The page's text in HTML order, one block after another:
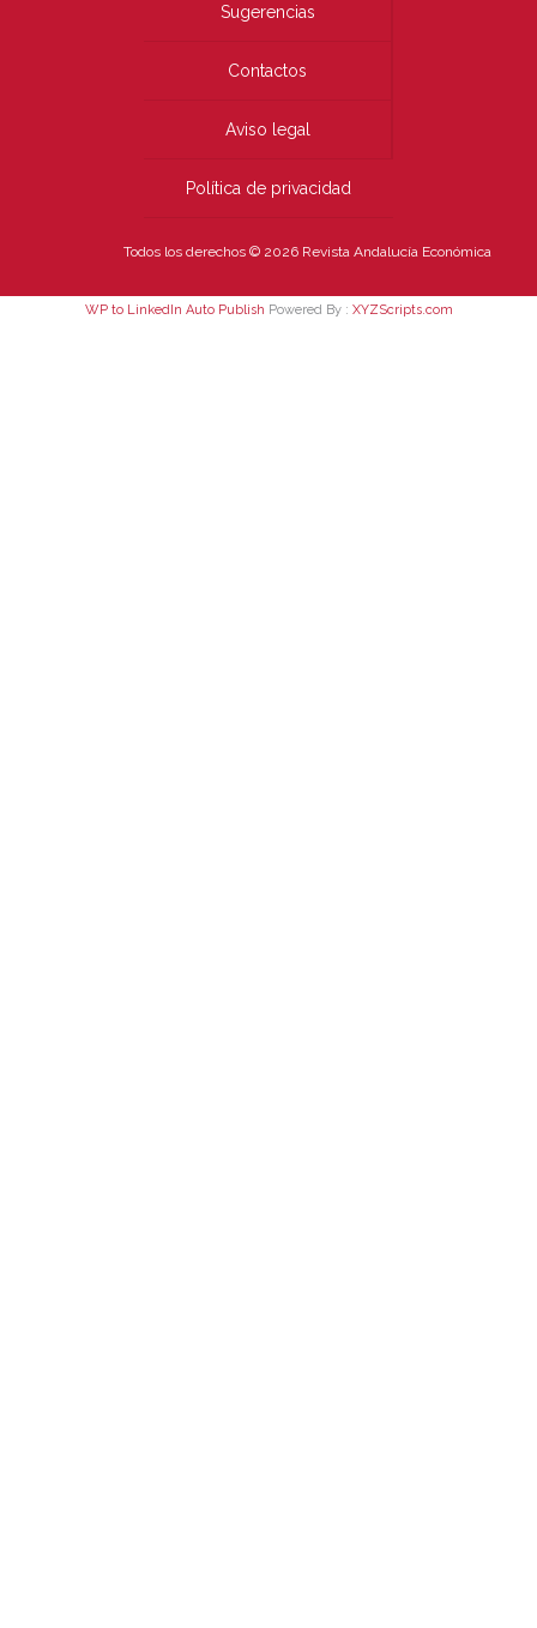
Sugerencias
Contactos
Aviso legal
Política de privacidad
Todos los derechos © 2026 Revista Andalucía Económica
WP to LinkedIn Auto Publish Powered By : XYZScripts.com